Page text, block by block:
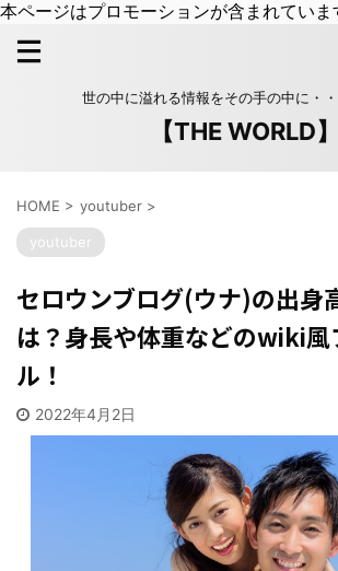
本ページはプロモーションが含まれていま
世の中に溢れる情報をその手の中に・・
【THE WORLD】
HOME > youtuber >
youtuber
セロウンブログ(ウナ)の出身
は？身長や体重などのwiki風
ル！
2022年4月2日